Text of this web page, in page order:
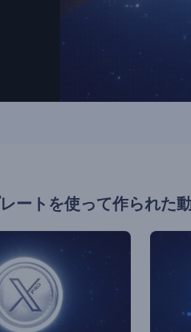
ートを使って作られた